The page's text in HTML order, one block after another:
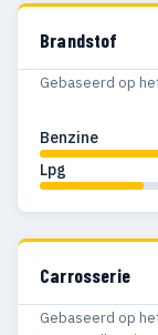
1955
Brandstof
Gebaseerd op
Benzine
Lpg
Carrosserie
Gebaseerd op